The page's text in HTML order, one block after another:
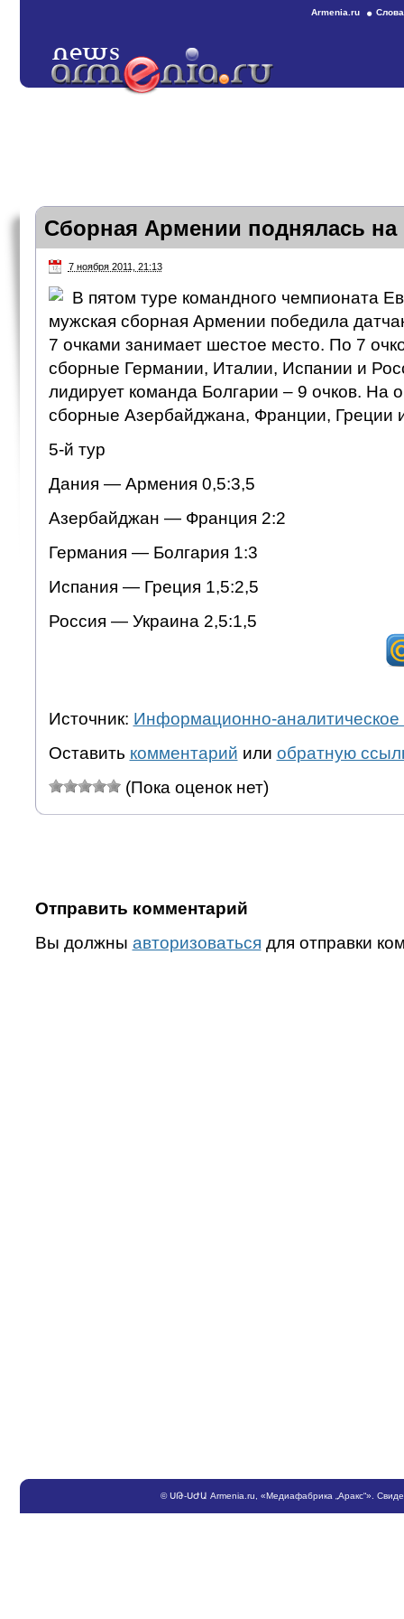
Armenia.ru
Сборная Армении поднялась на
7 ноября 2011, 21:13
В пятом туре командного чемпионата
мужская сборная Армении победила
7 очками занимает шестое место. По 7
сборные Германии, Италии, Испании и
лидирует команда Болгарии – 9 очков. На
сборные Азербайджана, Франции, Греции
5-й тур
Дания — Армения 0,5:3,5
Азербайджан — Франция 2:2
Германия — Болгария 1:3
Испания — Греция 1,5:2,5
Россия — Украина 2,5:1,5
Источник: Информационно-аналитическое
Оставить комментарий или обратную
(Пока оценок нет)
Отправить комментарий
Вы должны авторизоваться для отправки
©ՍԹ-ՍԺԱ Armenia.ru , «Медиафабрика „Аракс“».